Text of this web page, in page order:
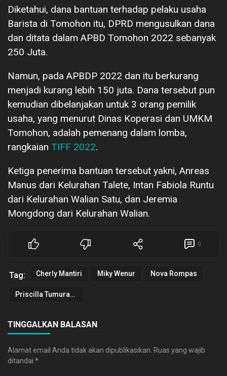
Diketahui, dana bantuan terhadap pelaku usaha
Barista di Tomohon itu, DPRD mengusulkan dana
dan ditata dalam APBD Tomohon 2022 sebanyak
250 Juta.
Namun, pada APBDP 2022 dan itu berkurang
menjadi kurang lebih 150 juta. Dana tersebut pun
kemudian dibelanjakan untuk 3 orang pemilik
usaha, yang menurut Dinas Koperasi dan UMKM
Tomohon, adalah pemenang dalam lomba,
rangkaian TIFF 2022.
Ketiga penerima bantuan tersebut yakni, Anreas
Manus dari Kelurahan Talete, Intan Fabiola Runtu
dari Kelurahan Walian Satu, dan Jeremia
Mongdong dari Kelurahan Walian.
0
Tag: Cherly Mantiri Miky Wenur Nova Rompas
Priscilla Tumurang
TINGGALKAN BALASAN
Alamat email Anda tidak akan dipublikasikan. Ruas yang wajib
ditandai *